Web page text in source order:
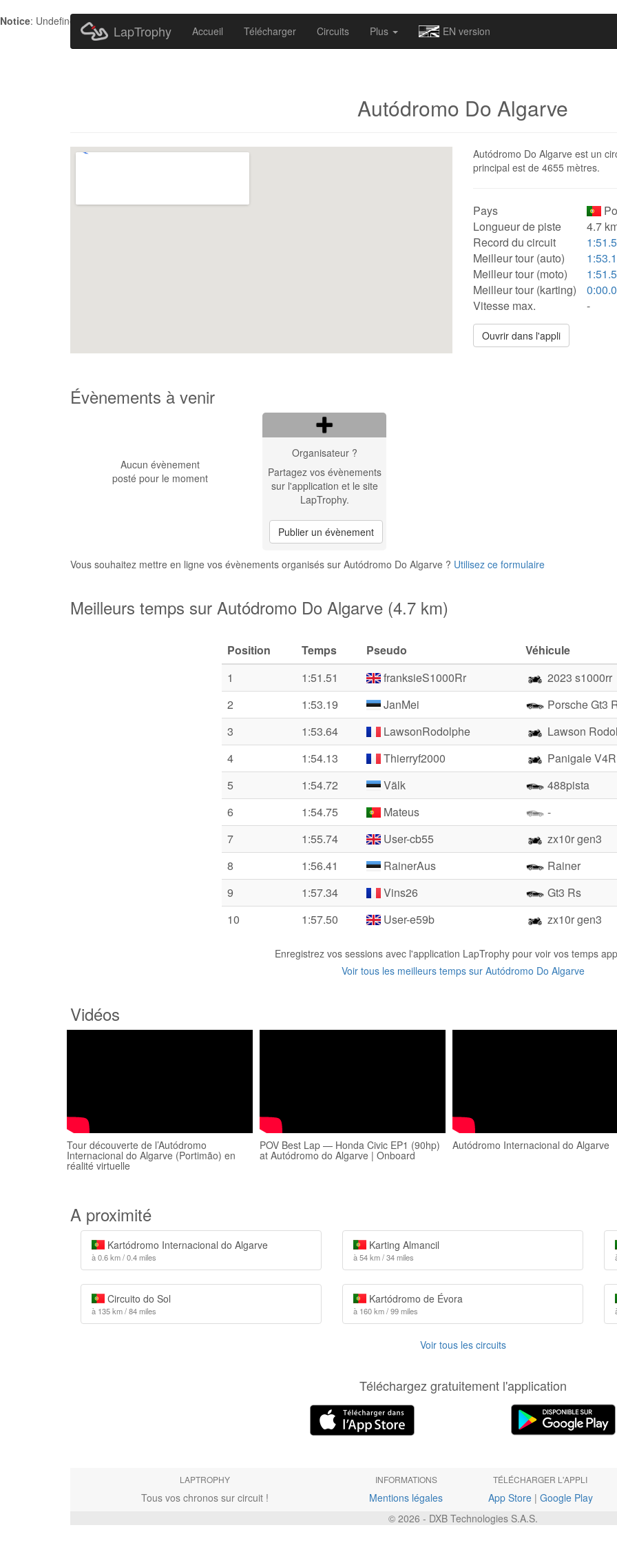
Notice: Undefined index: HTTP_ACCEPT_LANGUAGE in
LapTrophy Accueil Télécharger Circuits Plus EN version
Autódromo Do Algarve
Autódromo Do Algarve est un
principal est de 4655 mètres.
Pays
Longueur de piste
4.7
Record du circuit
Meilleur tour (auto)
Meilleur tour (moto)
Meilleur tour (karting)
Vitesse max.
-
Ouvrir dans l'appli
Évènements à venir
Aucun évènement
posté pour le moment
Organisateur ?
Partagez vos évènements
sur l'application et le site
LapTrophy.
Publier un évènement
Vous souhaitez mettre en ligne vos évènements organisés sur Autódromo Do Algarve ? Utilisez ce formulaire
Meilleurs temps sur Autódromo Do Algarve (4.7 km)
Position Temps Pseudo
Véhicule
1
1:51.51 franksieS1000Rr
2023 s1000rr
2
1:53.19 JanMei
Porsche Gt3
3
1:53.64 LawsonRodolphe
Lawson
4
1:54.13 Thierryf2000
Panigale V4R
5
1:54.72 Välk
488pista
6
1:54.75 Mateus
-
7
1:55.74 User-cb55
zx10r gen3
8
1:56.41 RainerAus
Rainer
9
1:57.34 Vins26
Gt3 Rs
10
1:57.50 User-e59b zx10r gen3
Enregistrez vos sessions avec l'application LapTrophy pour voir vos temps
Voir tous les meilleurs temps sur Autódromo Do Algarve
Vidéos
Tour découverte de l’Autódromo
Internacional do Algarve (Portimão) en
réalité virtuelle
POV Best Lap — Honda Civic EP1 (90hp)
at Autódromo do Algarve | Onboard
Autódromo Internacional do Algarve
A proximité
Kartódromo Internacional do Algarve
à 0.6 km / 0.4 miles
Karting Almancil
à 54 km / 34 miles
Circuito do Sol
à 135 km / 84 miles
Kartódromo de Évora
à 160 km / 99 miles
Voir tous les circuits
Téléchargez gratuitement l'application
LAPTROPHY
Tous vos chronos sur circuit !
INFORMATIONS
Mentions légales
TÉLÉCHARGER L'APPLI
App Store| Google Play
© 2026 - DXB Technologies S.A.S.